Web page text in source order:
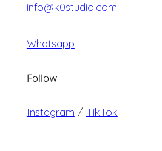
info@k0studio.com
Whatsapp
Follow
Instagram / TikTok